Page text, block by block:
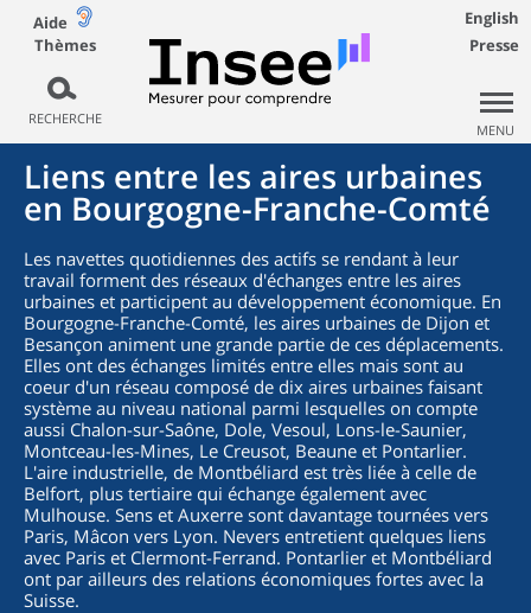
Aide
Thèmes
RECHERCHE
English
Presse
MENU
Liens entre les aires urbaines
en Bourgogne-Franche-Comté
Les navettes quotidiennes des actifs se rendant à leur
travail forment des réseaux d'échanges entre les aires
urbaines et participent au développement économique. En
Bourgogne-Franche-Comté, les aires urbaines de Dijon et
Besançon animent une grande partie de ces déplacements.
Elles ont des échanges limités entre elles mais sont au
coeur d'un réseau composé de dix aires urbaines faisant
système au niveau national parmi lesquelles on compte
aussi Chalon-sur-Saône, Dole, Vesoul, Lons-le-Saunier,
Montceau-les-Mines, Le Creusot, Beaune et Pontarlier.
L'aire industrielle, de Montbéliard est très liée à celle de
Belfort, plus tertiaire qui échange également avec
Mulhouse. Sens et Auxerre sont davantage tournées vers
Paris, Mâcon vers Lyon. Nevers entretient quelques liens
avec Paris et Clermont-Ferrand. Pontarlier et Montbéliard
ont par ailleurs des relations économiques fortes avec la
Suisse.